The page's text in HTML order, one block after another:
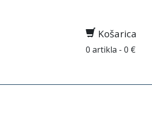
Košarica
0 artikla - 0 €